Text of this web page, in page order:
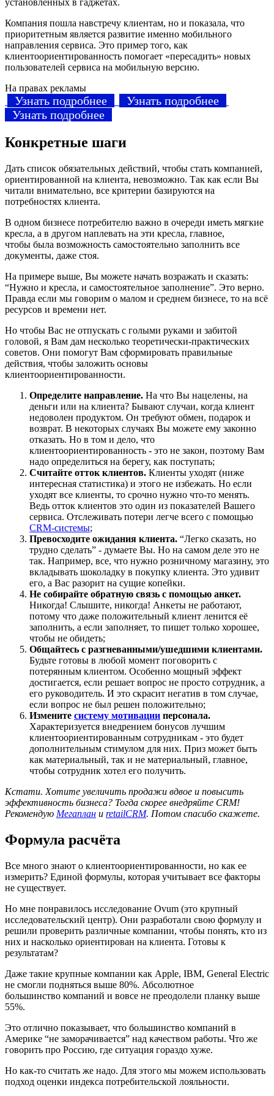
установленных в гаджетах.
Компания пошла навстречу клиентам, но и показала, что
приоритетным является развитие именно мобильного
направления сервиса. Это пример того, как
клиентоориентированность помогает «пересадить» новых
пользователей сервиса на мобильную версию.
На правах рекламы
Узнать подробнее
Узнать подробнее
Узнать подробнее
Конкретные шаги
Дать список обязательных действий, чтобы стать компанией,
ориентированной на клиента, невозможно. Так как если Вы
читали внимательно, все критерии базируются на
потребностях клиента.
В одном бизнесе потребителю важно в очереди иметь мягкие
кресла, а в другом наплевать на эти кресла, главное,
чтобы была возможность самостоятельно заполнить все
документы, даже стоя.
На примере выше, Вы можете начать возражать и сказать:
“Нужно и кресла, и самостоятельное заполнение”. Это верно.
Правда если мы говорим о малом и среднем бизнесе, то на всё
ресурсов и времени нет.
Но чтобы Вас не отпускать с голыми руками и забитой
головой, я Вам дам несколько теоретически-практических
советов. Они помогут Вам сформировать правильные
действия, чтобы заложить основы
клиентоориентированности.
Определите направление. На что Вы нацелены, на
деньги или на клиента? Бывают случаи, когда клиент
недоволен продуктом. Он требуют обмен, подарок и
возврат. В некоторых случаях Вы можете ему законно
отказать. Но в том и дело, что
клиентоориентированность - это не закон, поэтому Вам
надо определиться на берегу, как поступать;
Считайте отток клиентов. Клиенты уходят (ниже
интересная статистика) и этого не избежать. Но если
уходят все клиенты, то срочно нужно что-то менять.
Ведь отток клиентов это один из показателей Вашего
сервиса. Отслеживать потери легче всего с помощью
CRM-системы;
Превосходите ожидания клиента. “Легко сказать, но
трудно сделать” - думаете Вы. Но на самом деле это не
так. Например, все, что нужно розничному магазину, это
вкладывать шоколадку в покупку клиента. Это удивит
его, а Вас разорит на сущие копейки.
Не собирайте обратную связь с помощью анкет.
Никогда! Слышите, никогда! Анкеты не работают,
потому что даже положительный клиент ленится её
заполнить, а если заполняет, то пишет только хорошее,
чтобы не обидеть;
Общайтесь с разгневанными/ушедшими клиентами.
Будьте готовы в любой момент поговорить с
потерянным клиентом. Особенно мощный эффект
достигается, если решает вопрос не просто сотрудник, а
его руководитель. И это скрасит негатив в том случае,
если вопрос не был решен положительно;
Измените систему мотивации персонала.
Характеризуется внедрением бонусов лучшим
клиентоориентированным сотрудникам - это будет
дополнительным стимулом для них. Приз может быть
как материальный, так и не материальный, главное,
чтобы сотрудник хотел его получить.
Кстати. Хотите увеличить продажи вдвое и повысить
эффективность бизнеса? Тогда скорее внедряйте CRM!
Рекомендую Мегаплан и retailCRM. Потом спасибо скажете.
Формула расчёта
Все много знают о клиентоориентированности, но как ее
измерить? Единой формулы, которая учитывает все факторы
не существует.
Но мне понравилось исследование Ovum (это крупный
исследовательский центр). Они разработали свою формулу и
решили проверить различные компании, чтобы понять, кто из
них и насколько ориентирован на клиента. Готовы к
результатам?
Даже такие крупные компании как Apple, IBM, General Electric
не смогли подняться выше 80%. Абсолютное
большинство компаний и вовсе не преодолели планку выше
55%.
Это отлично показывает, что большинство компаний в
Америке “не заморачивается” над качеством работы. Что же
говорить про Россию, где ситуация гораздо хуже.
Но как-то считать же надо. Для этого мы можем использовать
подход оценки индекса потребительской лояльности.